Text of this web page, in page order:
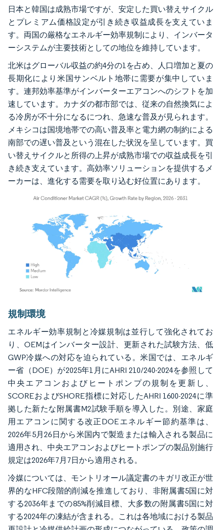
日本と韓国は成熟市場ですが、安定した買い替えサイクル
とプレミアム価格設定が引き続き収益成長を支えていま
す。両国の厳格なエネルギー効率規制により、インバータ
ーシステムが主要技術としての地位を維持しています。
北米はグローバル収益の約4分の1を占め、人口増加と夏の
長期化により米国サンベルト地帯に需要が集中していま
す。連邦効率基準がインバーターエアコンへのシフトを加
速しています。カナダの都市部では、従来の自然換気によ
る冷房が不十分になるにつれ、急速な普及が見られます。
メキシコは国境地帯での高い普及率と電力網の制約による
南部での遅い普及という混在した状況を呈しています。買
い替えサイクルと所得の上昇が成熟市場での収益成長を引
き続き支えています。高効率ソリューションを提供するメ
ーカーは、進化する需要を取り込む好位置にあります。
画像 © Mordor Intelligence。再利用にはCC BY 4.0の表示が必要です。
規制環境
エネルギー効率規制と冷媒規制は並行して強化されてお
り、OEMはインバーター設計、更新された試験方法、低
GWP冷媒への対応を迫られている。米国では、エネルギ
ー省（DOE）が2025年1月にAHRI 210/240-2024を参照して
中央エアコンおよびヒートポンプの規制を更新し、
SCOREおよびSHORE指標に対応したAHRI 1600-2024に準
拠した新たな附属書M2試験手順を導入した。別途、家庭
用エアコンに関する改正DOEエネルギー節約基準は、
2026年5月26日から米国内で製造または輸入される製品に
適用され、中央エアコンおよびヒートポンプの製品別施行
規定は2026年7月7日から適用される。
冷媒については、モントリオール議定書のキガリ改正が世
界的なHFC段階的削減を推進しており、非附属書5国に対
する2036年までの85%削減目標、大多数の附属書5国に対
する2024年の凍結が含まれる。これは各地域における製品